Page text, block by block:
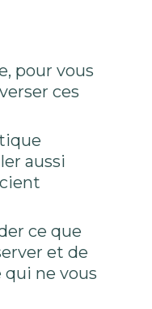
pour vous
ces
aussi
ce que
et de
ne vous